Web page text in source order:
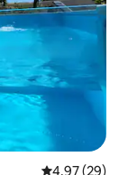
Calificación
4.97 (29)